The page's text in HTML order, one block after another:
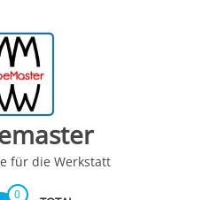
für die Werkstatt
0